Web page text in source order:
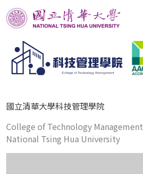
國立清華大學科技管理學院
College of Technology Management
National Tsing Hua University